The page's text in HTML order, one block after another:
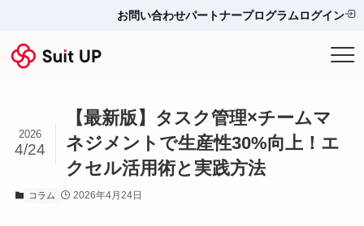
プランと料金
他ツールとの比較＆選び方
お問い合わせパートナープログラムログイン
【最新版】タスク管理×チームマ
ネジメントで生産性30%向上！エ
クセル活用術と実践方法
2026
4/24
コラム 2026年4月24日